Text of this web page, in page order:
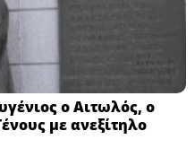
ο Αιτωλός, ο
με ανεξίτηλο